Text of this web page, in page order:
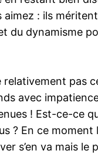
: ils
du dynamisme
pas
avec
! Est-ce-ce
? En ce
s’en va mais le